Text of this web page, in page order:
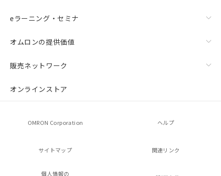
eラーニング・セミナ
オムロンの提供価値
販売ネットワーク
オンラインストア
OMRON Corporation ヘルプ
サイトマップ 関連リンク
個人情報の